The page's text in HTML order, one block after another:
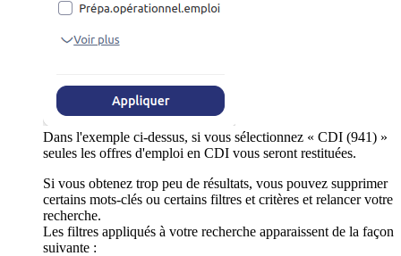
Dans l'exemple ci-dessus, si vous sélectionnez « CDI (941) »
seules les offres d'emploi en CDI vous seront restituées.
Si vous obtenez trop peu de résultats, vous pouvez supprimer
certains mots-clés ou certains filtres et critères et relancer votre
recherche.
Les filtres appliqués à votre recherche apparaissent de la façon
suivante :